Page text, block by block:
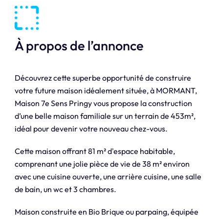
À propos de l’annonce
Découvrez cette superbe opportunité de construire
votre future maison idéalement située, à MORMANT,
Maison 7e Sens Pringy vous propose la construction
d’une belle maison familiale sur un terrain de 453m²,
idéal pour devenir votre nouveau chez-vous.
Cette maison offrant 81 m² d'espace habitable,
comprenant une jolie pièce de vie de 38 m² environ
avec une cuisine ouverte, une arrière cuisine, une salle
de bain, un wc et 3 chambres.
Maison construite en Bio Brique ou parpaing, équipée